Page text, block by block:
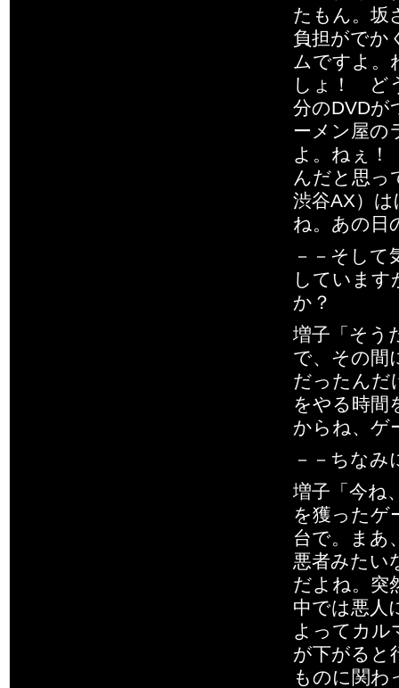
たもん。坂
負担がでか
ムですよ
しょ！ ど
分のDVD
ーメン屋の
よ。ねぇ
んだと思っ
渋谷AX）
ね。あの日
－－そし
しています
か？
増子「そう
で、その間
だったんだ
をやる時間
からね、ゲ
－－ちな
増子「今ね
を獲ったゲ
台で。まあ
悪者みたい
だよね。突
中では悪人
よってカル
が下がると
ものに関わ